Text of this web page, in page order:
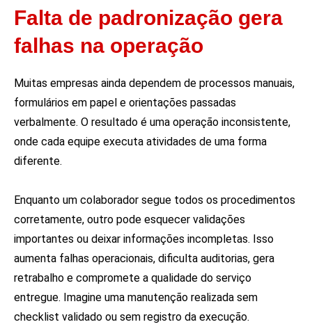
Falta de padronização gera
falhas na operação
Muitas empresas ainda dependem de processos manuais,
formulários em papel e orientações passadas
verbalmente. O resultado é uma operação inconsistente,
onde cada equipe executa atividades de uma forma
diferente.
Enquanto um colaborador segue todos os procedimentos
corretamente, outro pode esquecer validações
importantes ou deixar informações incompletas. Isso
aumenta falhas operacionais, dificulta auditorias, gera
retrabalho e compromete a qualidade do serviço
entregue. Imagine uma manutenção realizada sem
checklist validado ou sem registro da execução.